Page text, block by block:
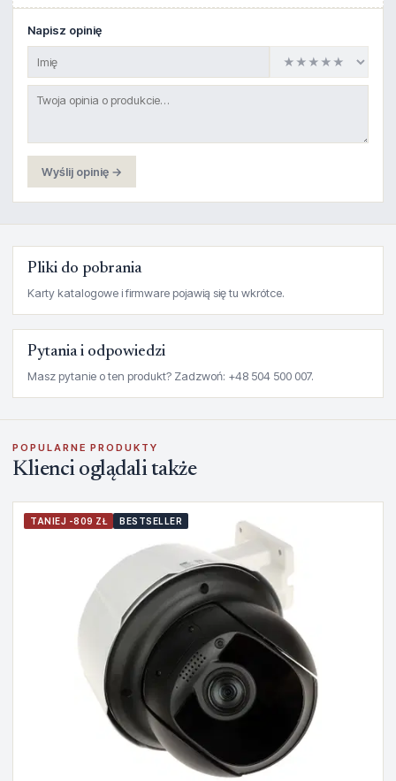
Napisz opinię
Wyślij opinię →
Pliki do pobrania
Karty katalogowe i firmware pojawią się tu wkrótce.
Pytania i odpowiedzi
Masz pytanie o ten produkt? Zadzwoń: +48 504 500 007.
POPULARNE PRODUKTY
Klienci oglądali także
TANIEJ -809 ZŁ BESTSELLER